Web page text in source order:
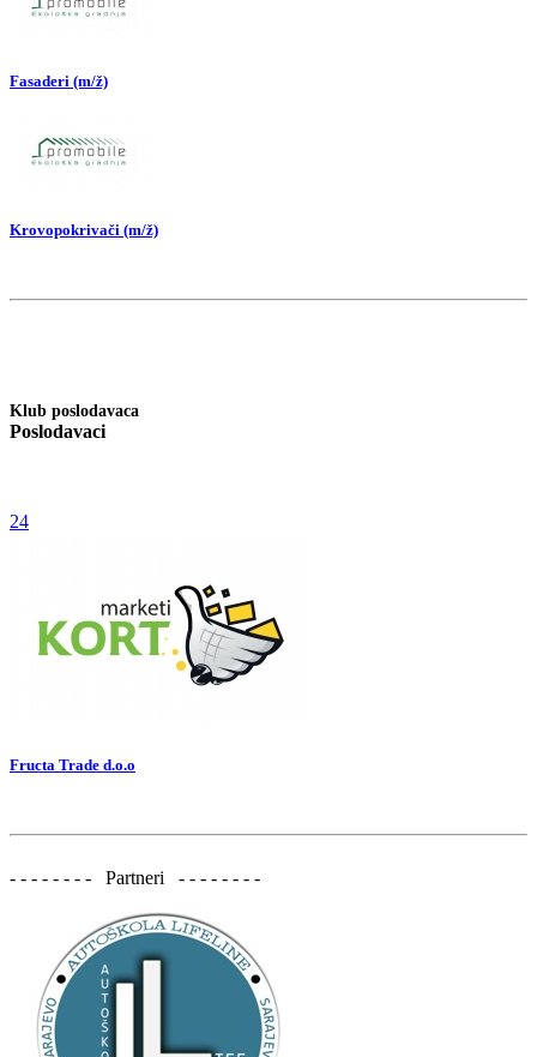
Fasaderi (m/ž)
Krovopokrivači (m/ž)
Klub poslodavaca
Poslodavaci
24
Fructa Trade d.o.o
- - - - - - - - Partneri - - - - - - - -